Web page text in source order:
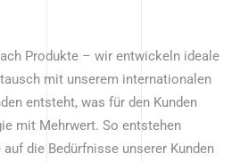
Produkte – wir entwickeln ideale
mit unserem internationalen
entsteht, was für den Kunden
mit Mehrwert. So entstehen
die Bedürfnisse unserer Kunden